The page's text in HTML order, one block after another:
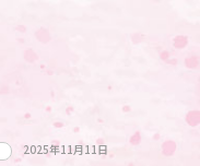
2025年11月11日